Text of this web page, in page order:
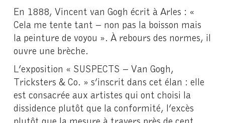
En 1888, Vincent van Gogh écrit à Arles : «
Cela me tente tant – non pas la boisson mais
la peinture de voyou ». À rebours des normes, il
ouvre une brèche.
L’exposition « SUSPECTS – Van Gogh,
Tricksters & Co. » s’inscrit dans cet élan : elle
est consacrée aux artistes qui ont choisi la
dissidence plutôt que la conformité, l’excès